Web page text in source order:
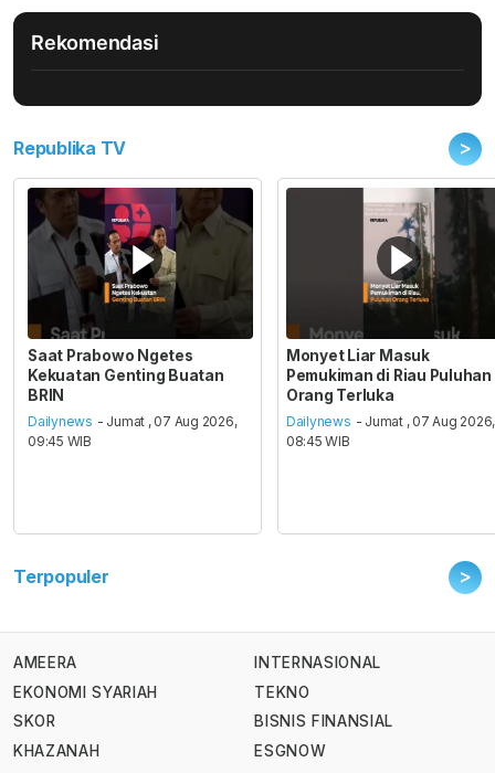
Rekomendasi
Republika TV >
Saat Prabowo Ngetes
Kekuatan Genting Buatan
BRIN
Dailynews - Jumat , 07 Aug 2026,
09:45 WIB
Monyet Liar Masuk
Pemukiman di Riau Puluhan
Orang Terluka
Dailynews - Jumat , 07 Aug 2026,
08:45 WIB
Terpopuler >
AMEERA
EKONOMI SYARIAH
SKOR
KHAZANAH
INTERNASIONAL
TEKNO
BISNIS FINANSIAL
ESGNOW